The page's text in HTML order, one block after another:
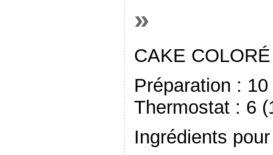
»
CAKE
Préparation :
Thermostat : 6
Ingrédients